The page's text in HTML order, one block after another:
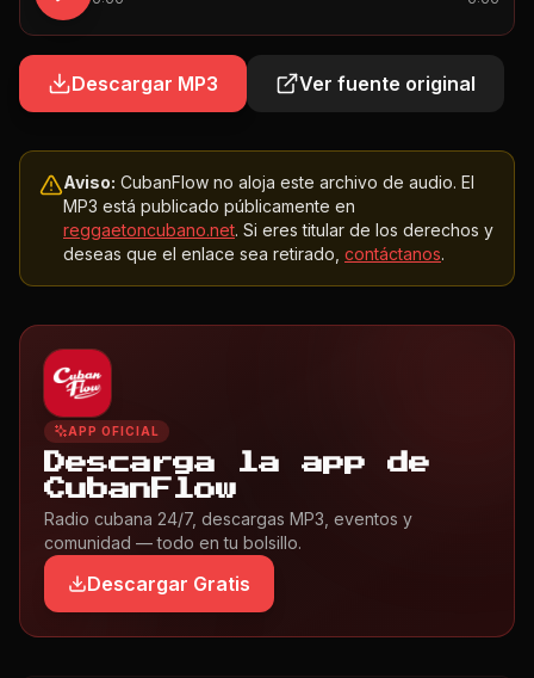
Descargar MP3 Ver fuente original
Aviso: CubanFlow no aloja este archivo de audio. El
MP3 está publicado públicamente en
reggaetoncubano.net. Si eres titular de los derechos y
deseas que el enlace sea retirado, contáctanos.
APP OFICIAL
Descarga la app de
CubanFlow
Radio cubana 24/7, descargas MP3, eventos y
comunidad — todo en tu bolsillo.
Descargar Gratis